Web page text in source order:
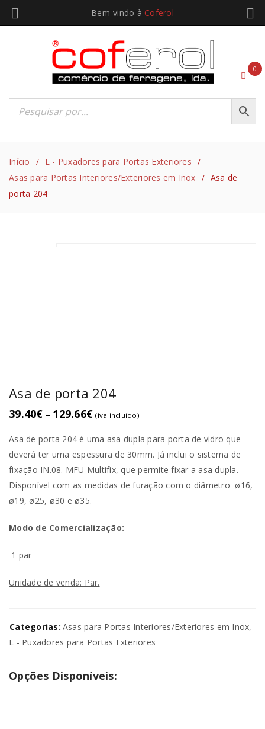
Bem-vindo à Coferol
0
Início / L - Puxadores para Portas Exteriores /
Asas para Portas Interiores/Exteriores em Inox /
Asa de
porta 204
Asa de porta 204
39.40€ – 129.66€ (iva incluído)
Asa de porta 204 é uma asa dupla para porta de vidro que
deverá ter uma espessura de 30mm. Já inclui o sistema de
fixação IN.08. MFU Multifix, que permite fixar a asa dupla.
Disponível com as medidas de furação com o diâmetro ø16,
ø19, ø25, ø30 e ø35.
Modo de Comercialização:
1 par
Unidade de venda: Par.
Categorias: Asas para Portas Interiores/Exteriores em Inox,
L - Puxadores para Portas Exteriores
Opções Disponíveis: